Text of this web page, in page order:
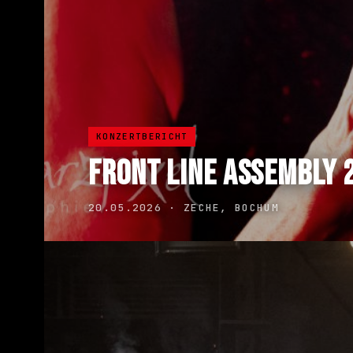
KONZERTBERICHT
FRONT LINE
20.05.2026 · ZECHE, BOCHUM